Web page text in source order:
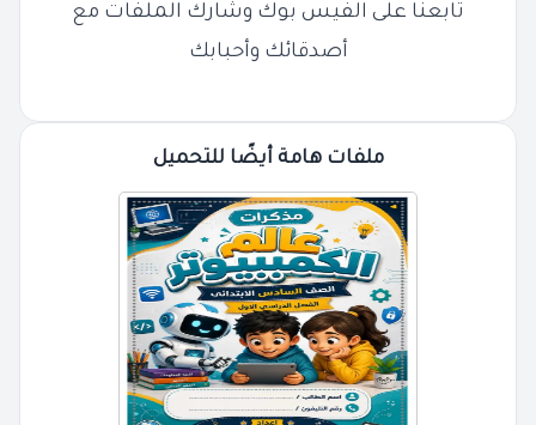
تابعنا على الفيس بوك وشارك الملفات مع
أصدقائك وأحبابك
ملفات هامة أيضًا للتحميل